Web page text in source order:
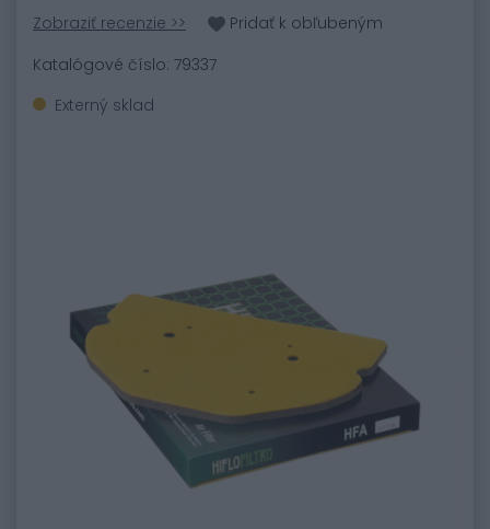
Zobraziť recenzie >>
Pridať k obľubeným
Katalógové číslo: 79337
Externý sklad